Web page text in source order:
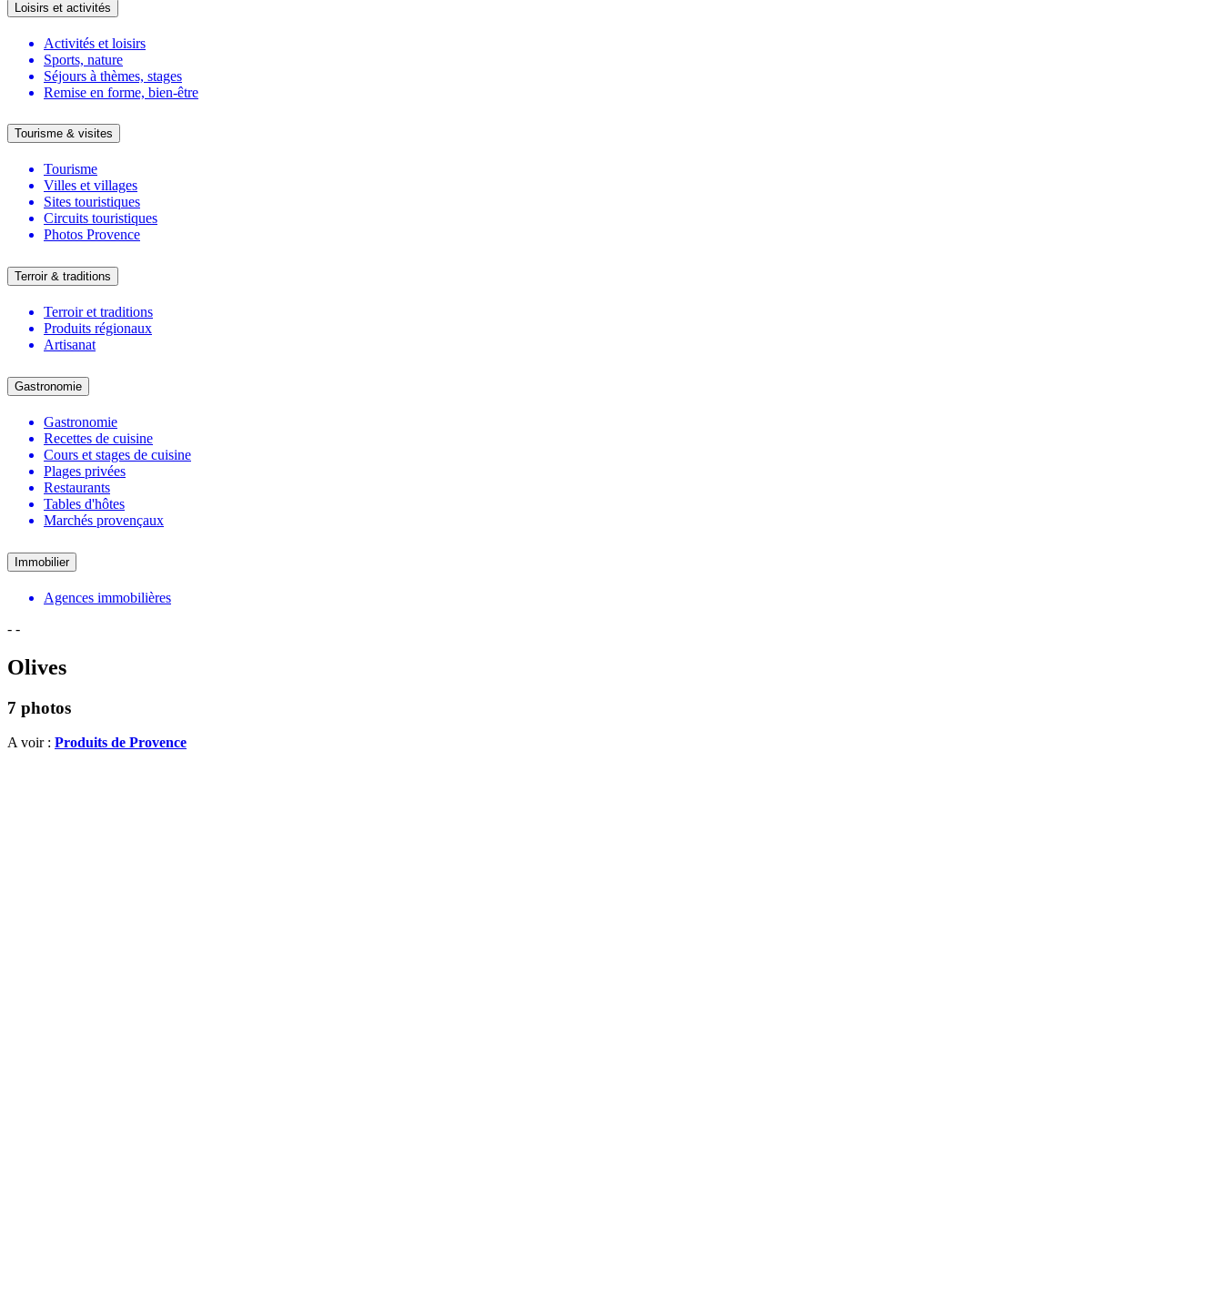
Loisirs et activités
Activités et loisirs
Sports, nature
Séjours à thèmes, stages
Remise en forme, bien-être
Tourisme & visites
Tourisme
Villes et villages
Sites touristiques
Circuits touristiques
Photos Provence
Terroir & traditions
Terroir et traditions
Produits régionaux
Artisanat
Gastronomie
Gastronomie
Recettes de cuisine
Cours et stages de cuisine
Plages privées
Restaurants
Tables d'hôtes
Marchés provençaux
Immobilier
Agences immobilières
- -
Olives
7 photos
A voir : Produits de Provence